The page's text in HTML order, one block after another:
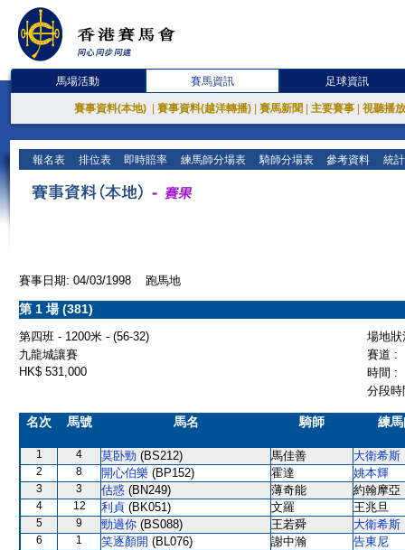
馬場活動 賽馬資訊 足球資訊
賽事資料(本地) 賽事資料(越洋轉播) 賽馬新聞 主要賽事 視聽播
報名表 排位表 即時賠率 練馬師分場表 騎師分場表 參考資料 統
賽事日期: 04/03/1998 跑馬地
第 1 場 (381)
第四班 - 1200米 - (56-32)
場地
九龍城讓賽
賽道 :
HK$ 531,000
時間 :
分段
名次 馬號 馬名 騎師 練
1 4 莫卧勁 (BS212) 馬佳善 大衛希斯
2 8 開心伯樂 (BP152) 霍達 姚本輝
3 3 估惑 (BN249) 薄奇能 約翰摩亞
4 12 利貞 (BK051) 文羅 王兆旦
5 9 勁過你 (BS088) 王若舜 大衛希斯
6 1 笑逐顏開 (BL076) 謝中瀚 告東尼